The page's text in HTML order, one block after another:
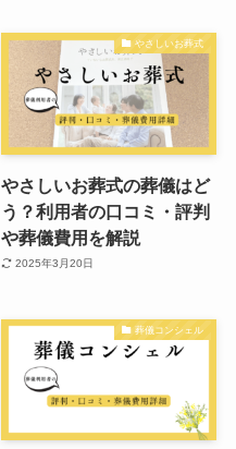
やさしいお葬式
やさしいお葬式の葬儀はど
う？利用者の口コミ・評判
や葬儀費用を解説
2025年3月20日
葬儀コンシェル